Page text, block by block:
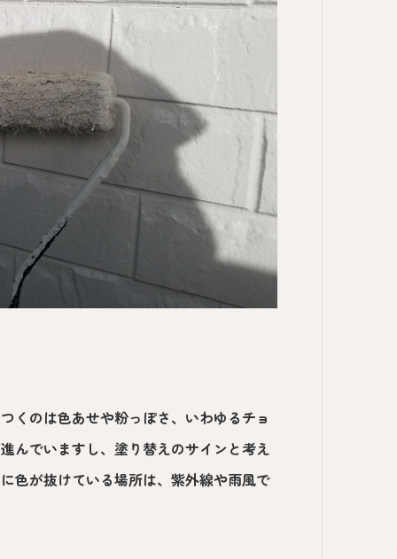
くのは色あせや粉っぽさ、いわゆるチョ
んでいますし、塗り替えのサインと考え
色が抜けている場所は、紫外線や雨風で